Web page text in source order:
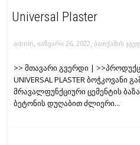
Universal Plaster
admin, იანვარი 26, 2022, ბათქაშის
>> მთავარი გვერდი |
UNIVERSAL PLASTER ბოჭკოვანი
მრავალფუნქციური ცემენტის
ბეტონის დუღაბით ძლიერი...